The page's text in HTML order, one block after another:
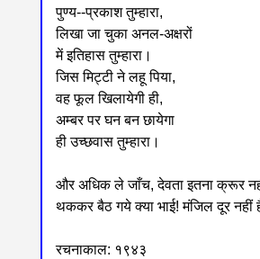
पुण्य--प्रकाश तुम्हारा,
लिखा जा चुका अनल-अक्षरों
में इतिहास तुम्हारा।
जिस मिट्टी ने लहू पिया,
वह फूल खिलायेगी ही,
अम्बर पर घन बन छायेगा
ही उच्छवास तुम्हारा।
और अधिक ले जाँच, देवता इतना क्रूर
थककर बैठ गये क्या भाई! मंजिल दूर नहीं
रचनाकाल: १९४३